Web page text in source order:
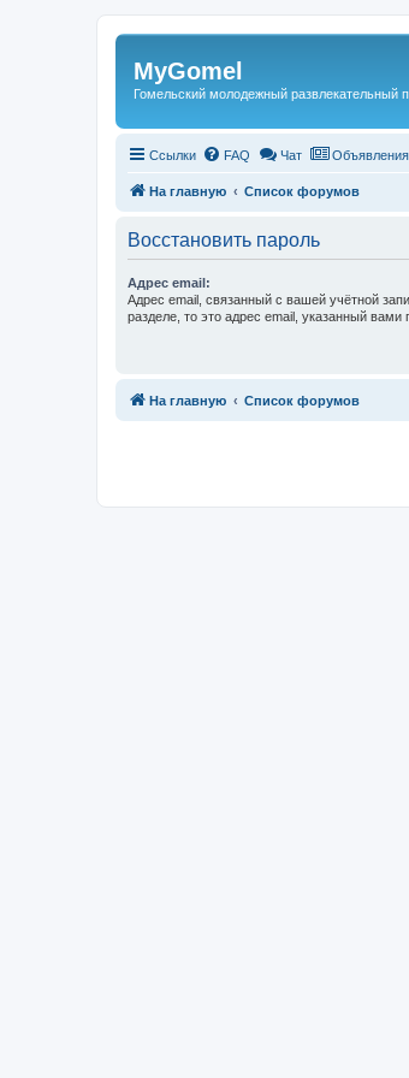
Регистрация
MyGomel
Гомельский молодежный развлекательный
Ссылки FAQ Чат Объявления
На главную Список форумов
Восстановить пароль
Адрес email:
Адрес email, связанный с вашей учётной
разделе, то это адрес email, указанный вами
На главную Список форумов
Связаться с